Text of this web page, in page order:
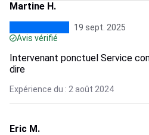
Martine H.
19 sept. 2025
Avis vérifié
Intervenant ponctuel Service
dire
Expérience du : 2 août 2024
Eric M.